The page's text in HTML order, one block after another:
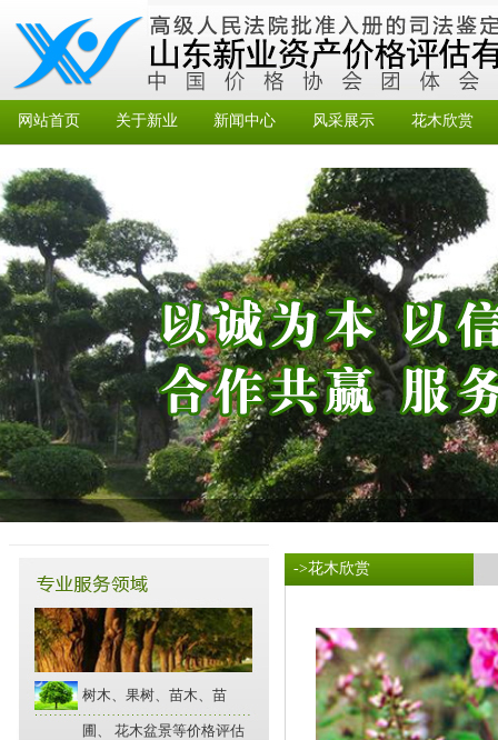
网站首页 关于新业 新闻中心 风采展示 花木欣赏
树木、果树、苗木、苗
圃、 花木盆景等价格评估
->花木欣赏